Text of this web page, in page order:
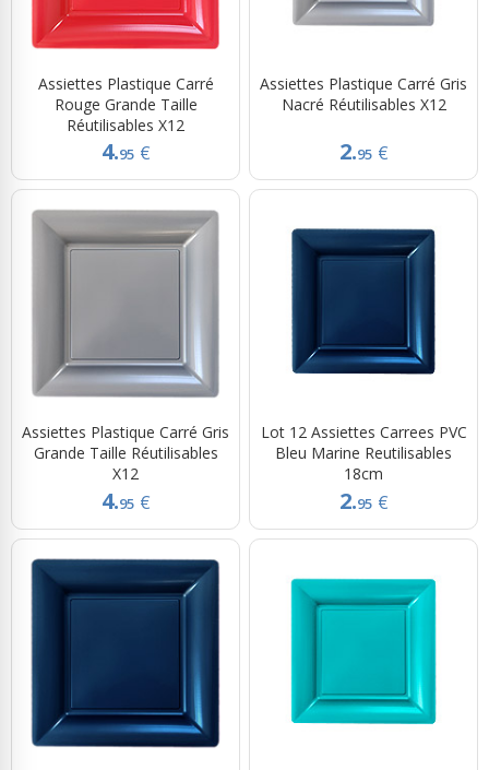
Assiettes Plastique Carré
Rouge Grande Taille
Réutilisables X12
4.95 €
Assiettes Plastique Carré Gris
Nacré Réutilisables X12
2.95 €
Assiettes Plastique Carré Gris
Grande Taille Réutilisables
X12
4.95 €
Lot 12 Assiettes Carrees PVC
Bleu Marine Reutilisables
18cm
2.95 €